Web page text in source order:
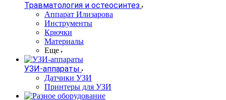
Травматология и остеосинтез
Аппарат Илизарова
Инструменты
Крючки
Материалы
Еще
УЗИ-аппараты
Датчики УЗИ
Принтеры для УЗИ